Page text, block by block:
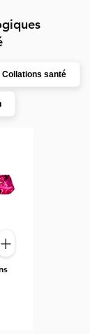
Collations santé
+